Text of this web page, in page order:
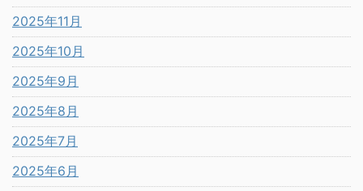
2025年11月
2025年10月
2025年9月
2025年8月
2025年7月
2025年6月